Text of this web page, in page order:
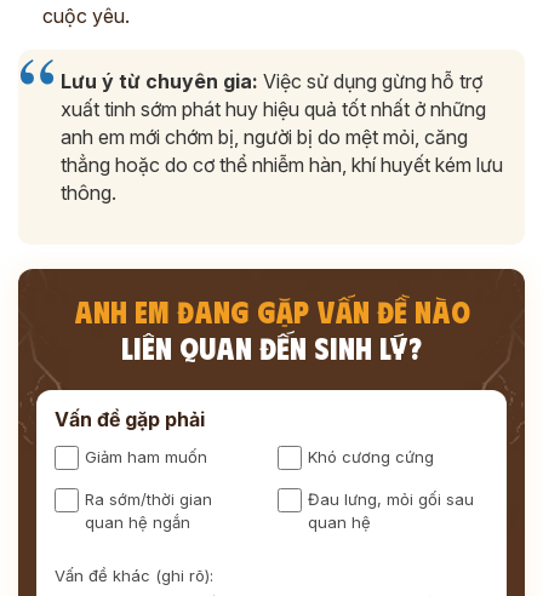
cuộc yêu.
Lưu ý từ chuyên gia: Việc sử dụng gừng hỗ trợ
xuất tinh sớm phát huy hiệu quả tốt nhất ở những
anh em mới chớm bị, người bị do mệt mỏi, căng
thẳng hoặc do cơ thể nhiễm hàn, khí huyết kém lưu
thông.
ANH EM ĐANG GẶP VẤN ĐỀ NÀO
LIÊN QUAN ĐẾN SINH LÝ?
Vấn đề gặp phải
Giảm ham muốn Khó cương cứng
Ra sớm/thời gian
quan hệ ngắn
Đau lưng, mỏi gối sau
quan hệ
Vấn đề khác (ghi rõ):